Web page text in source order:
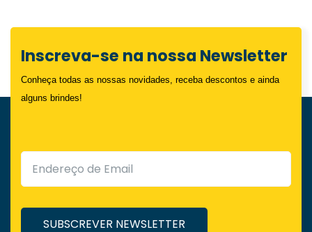
Inscreva-se na nossa Newsletter
Conheça todas as nossas novidades, receba descontos e ainda
alguns brindes!